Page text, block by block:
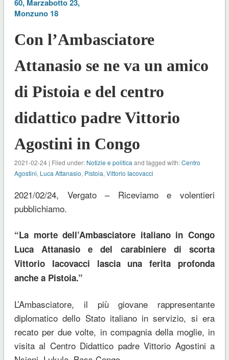
60, Marzabotto 23,
Monzuno 18
Con l’Ambasciatore
Attanasio se ne va un amico
di Pistoia e del centro
didattico padre Vittorio
Agostini in Congo
2021-02-24 | Filed under: Notizie e politica and tagged with:Centro
Agostini, Luca Attanasio, Pistoia, Vittorio Iacovacci
2021/02/24, Vergato – Riceviamo e volentieri
pubblichiamo.
“La morte dell’Ambasciatore italiano in Congo
Luca Attanasio e del carabiniere di scorta
Vittorio Iacovacci lascia una ferita profonda
anche a Pistoia.”
L’Ambasciatore, il più giovane rappresentante
diplomatico dello Stato italiano in servizio, si era
recato per due volte, in compagnia della moglie, in
visita al Centro Didattico padre Vittorio Agostini a